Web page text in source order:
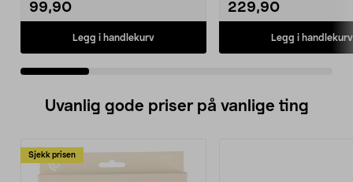
99,90
Legg i handlekurv
229,90
Legg i handlekurv
Uvanlig gode priser på vanlige ting
Sjekk prisen